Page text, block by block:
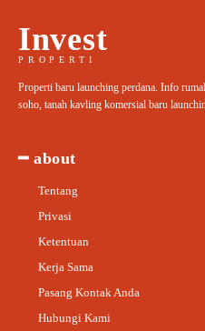
Invest
PROPERTI
Properti baru launching perdana. Info
soho, tanah kavling komersial baru
━ about
Tentang
Privasi
Ketentuan
Kerja Sama
Pasang Kontak Anda
Hubungi Kami